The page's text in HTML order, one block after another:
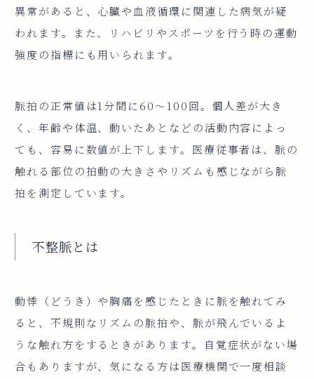
異常があると、心臓や血液循環に関連した病気が疑
われます。また、リハビリやスポーツを行う時の運動
強度の指標にも用いられます。
脈拍の正常値は1分間に60〜100回。個人差が大き
く、年齢や体温、動いたあとなどの活動内容によっ
ても、容易に数値が上下します。医療従事者は、脈の
触れる部位の拍動の大きさやリズムも感じながら脈
拍を測定しています。
不整脈とは
動悸（どうき）や胸痛を感じたときに脈を触れてみ
ると、不規則なリズムの脈拍や、脈が飛んでいるよ
うな触れ方をするときがあります。自覚症状がない場
合もありますが、気になる方は医療機関で一度相談